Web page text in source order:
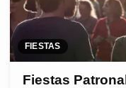
FIESTAS
Fiestas